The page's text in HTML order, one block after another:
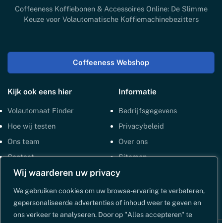
Wij waarderen uw privacy
We gebruiken cookies om uw browse-ervaring te verbeteren,
gepersonaliseerde advertenties of inhoud weer te geven en
ons verkeer te analyseren. Door op "Alles accepteren" te
Coffeeness Koffiebonen & Accessoires Online: De Slimme
Keuze voor Volautomatische Koffiemachinebezitters
Coffeeness Webshop
Kijk ook eens hier
Volautomaat Finder
Hoe wij testen
Ons team
Contact
Informatie
Bedrijfsgegevens
Privacybeleid
Over ons
Sitemap
Cookies beleid